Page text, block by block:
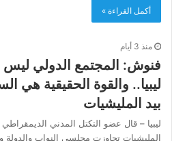
أكمل القراءة »
منذ 3 أيام
فنوش: المجتمع الدولي
ليبيا.. والقوة الحقيقية هي
بيد المليشيات
ليبيا – قال عضو التكتل المدني
المليشيات تجاوزت مجلسي النواب